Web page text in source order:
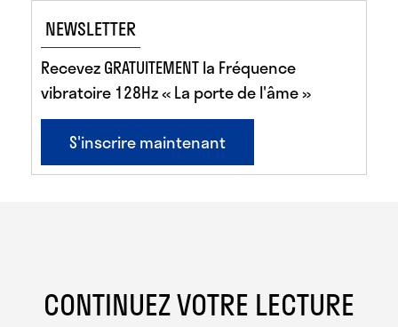
NEWSLETTER
Recevez GRATUITEMENT la Fréquence
vibratoire 128Hz « La porte de l'âme »
S'inscrire maintenant
CONTINUEZ VOTRE LECTURE